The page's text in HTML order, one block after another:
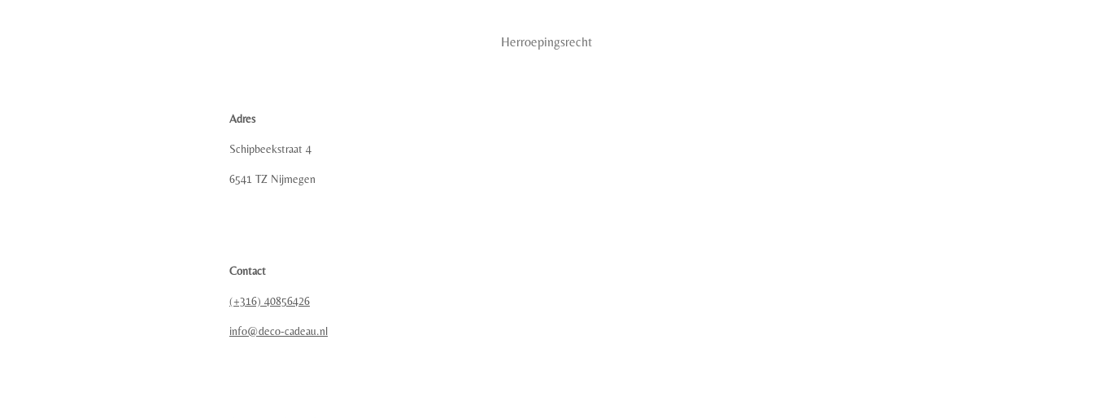
Herroepingsrecht
Adres
Schipbeekstraat 4
6541 TZ Nijmegen
Contact
(+316) 40856426
info@deco-cadeau.nl